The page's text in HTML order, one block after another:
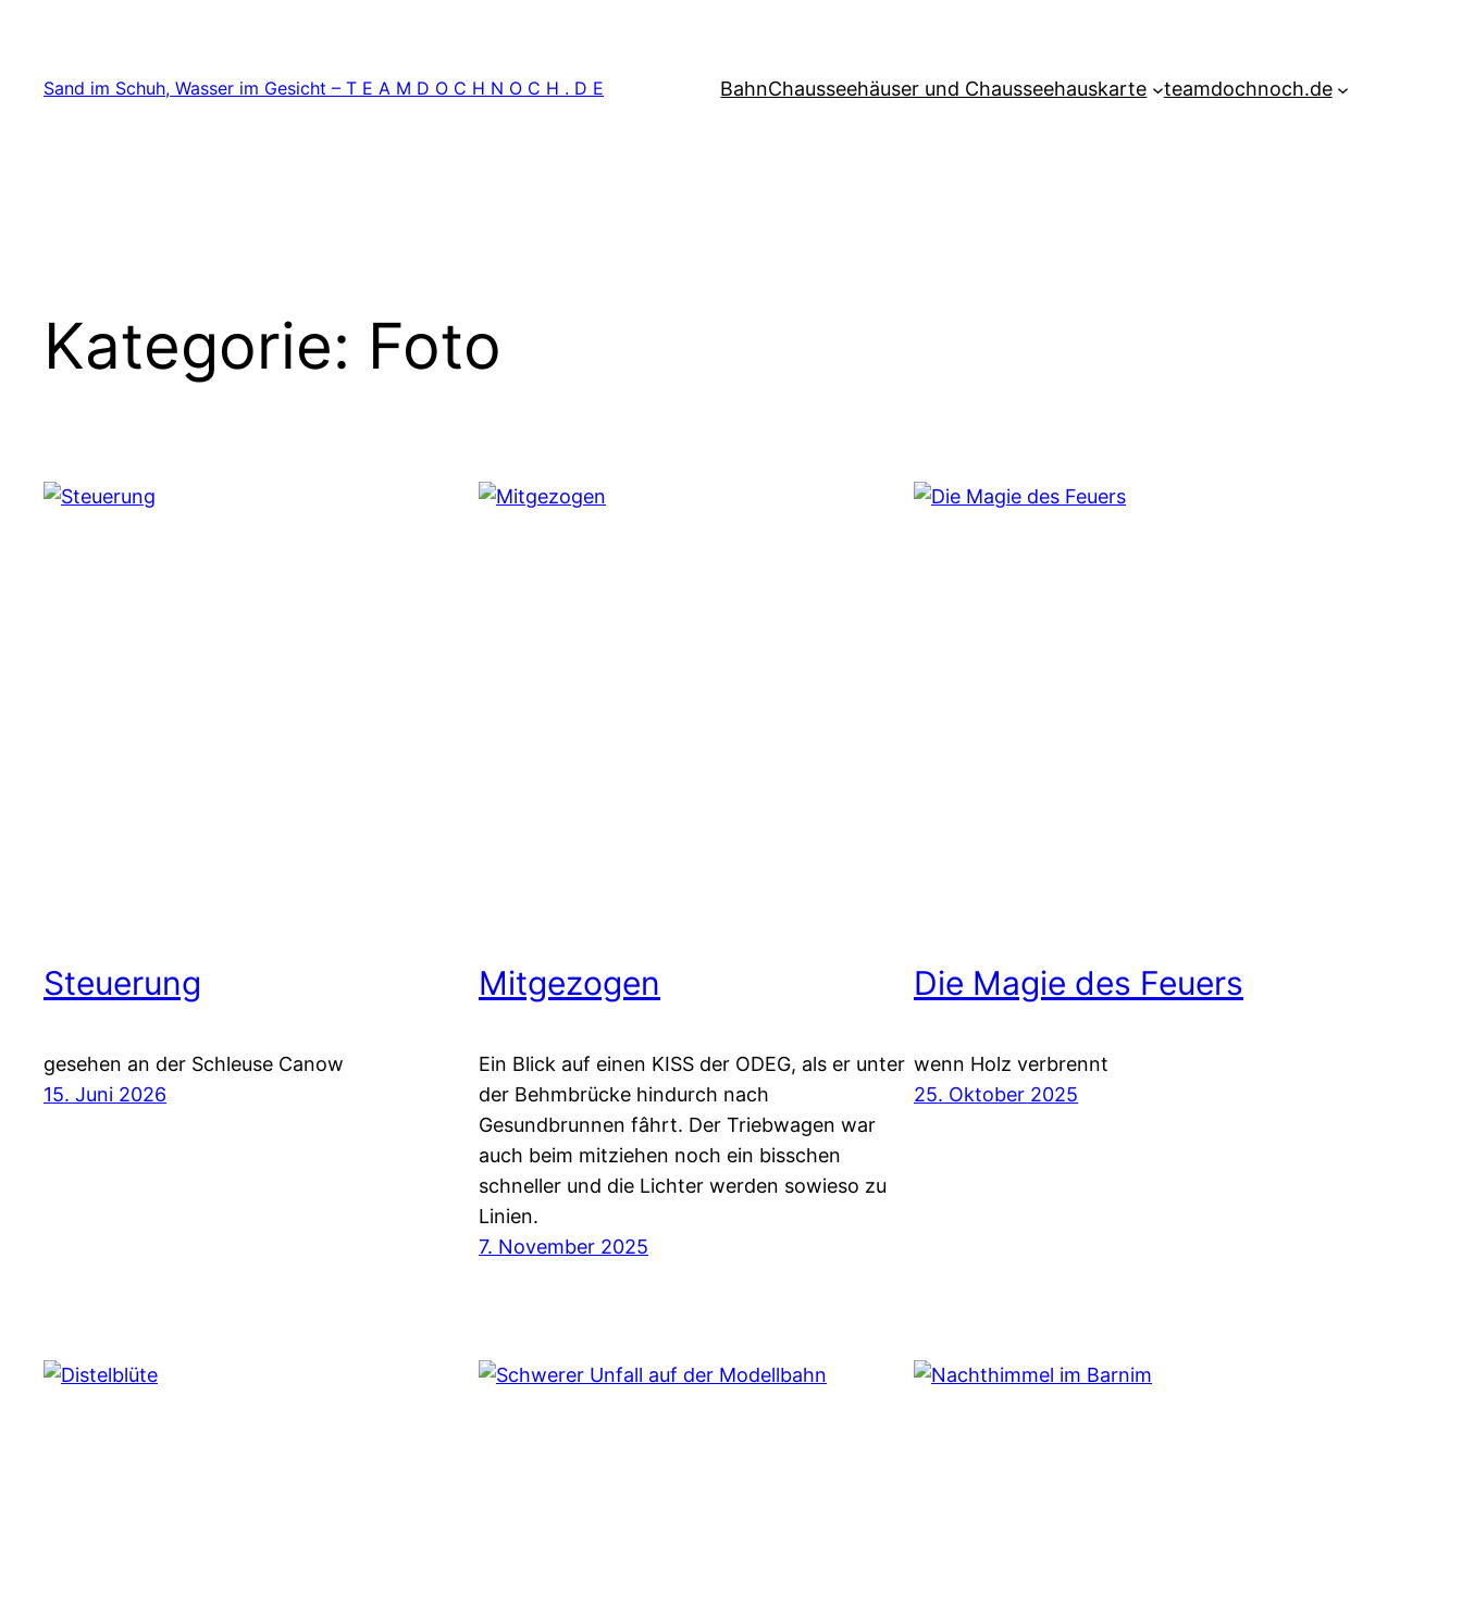
springen
Sand im Schuh, Wasser im Gesicht – T E A M D O C H N O C H . D E BahnChausseehäuser und Chausseehauskarte teamdochnoch.de
Kategorie: Foto
Steuerung
gesehen an der Schleuse Canow
15. Juni 2026
Mitgezogen
Ein Blick auf einen KISS der ODEG, als er unter
der Behmbrücke hindurch nach
Gesundbrunnen fâhrt. Der Triebwagen war
auch beim mitziehen noch ein bisschen
schneller und die Lichter werden sowieso zu
Linien.
7. November 2025
Die Magie des Feuers
wenn Holz verbrennt
25. Oktober 2025